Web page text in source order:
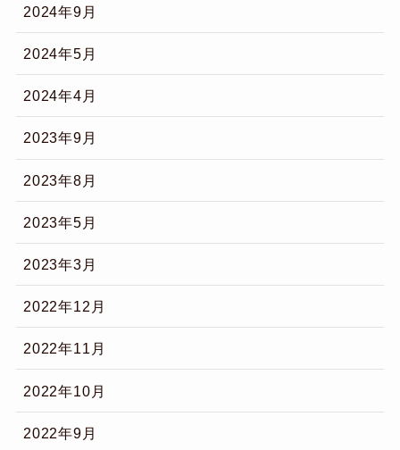
2024年9月
2024年5月
2024年4月
2023年9月
2023年8月
2023年5月
2023年3月
2022年12月
2022年11月
2022年10月
2022年9月